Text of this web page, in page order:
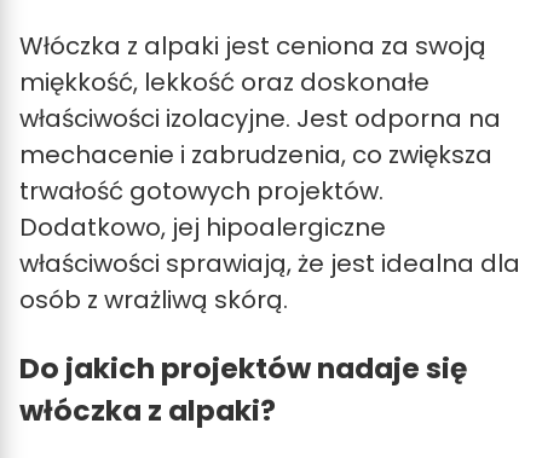
Włóczka z alpaki jest ceniona za swoją
miękkość, lekkość oraz doskonałe
właściwości izolacyjne. Jest odporna na
mechacenie i zabrudzenia, co zwiększa
trwałość gotowych projektów.
Dodatkowo, jej hipoalergiczne
właściwości sprawiają, że jest idealna dla
osób z wrażliwą skórą.
Do jakich projektów nadaje się
włóczka z alpaki?